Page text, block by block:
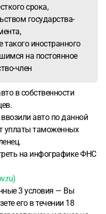
срока,
государства-
иностранного
на постоянное
член
в собственности
авто по данной
уплаты таможенных
на инфографике ФНС
3 условия — Вы
его в течении 18